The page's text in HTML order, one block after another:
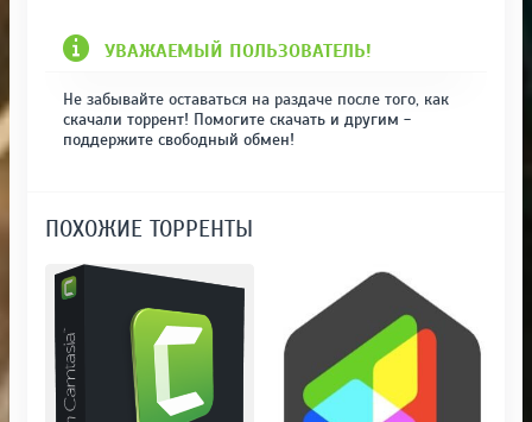
УВАЖАЕМЫЙ ПОЛЬЗОВАТЕЛЬ!
Не забывайте оставаться на раздаче после того, как
скачали торрент! Помогите скачать и другим -
поддержите свободный обмен!
ПОХОЖИЕ ТОРРЕНТЫ